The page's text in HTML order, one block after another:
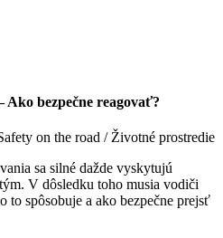
Ako bezpečne reagovať?
on the road / Životné prostredie
sa silné dažde vyskytujú
V dôsledku toho musia vodiči
to spôsobuje a ako bezpečne prejsť